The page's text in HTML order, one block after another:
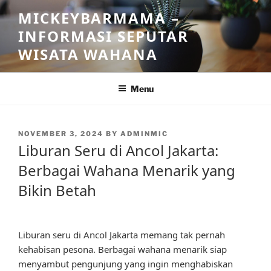
Skip
to
content
MICKEYBARMAMA –
INFORMASI SEPUTAR
WISATA WAHANA
Menu
POSTED
ON
NOVEMBER 3, 2024 BY ADMINMIC
Liburan Seru di Ancol Jakarta:
Berbagai Wahana Menarik yang
Bikin Betah
Liburan seru di Ancol Jakarta memang tak pernah
kehabisan pesona. Berbagai wahana menarik siap
menyambut pengunjung yang ingin menghabiskan